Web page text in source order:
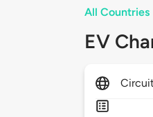
All Countries
EV